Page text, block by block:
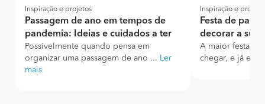
Inspiração e projetos
Passagem de ano em tempos de
pandemia: Ideias e cuidados a ter
Possivelmente quando pensa em
organizar uma passagem de ano ... Ler
mais
Inspiração e
Festa de
decorar a sua
A maior festa do
chegar, e já